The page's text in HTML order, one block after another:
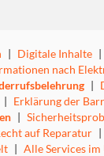
| Digitale Inhalte |
nach
|
| Erklärung der
|
auf Reparatur |
| Alle Services